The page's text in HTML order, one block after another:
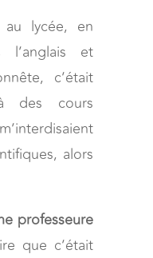
au lycée, en
l’anglais et
c’était
des cours
alors
professeure
que c’était